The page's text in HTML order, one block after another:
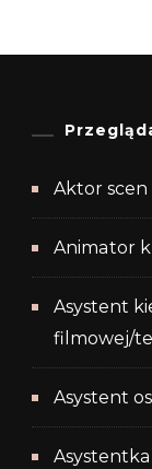
Aktor
Animator
Asystent
filmowej/
Asystent